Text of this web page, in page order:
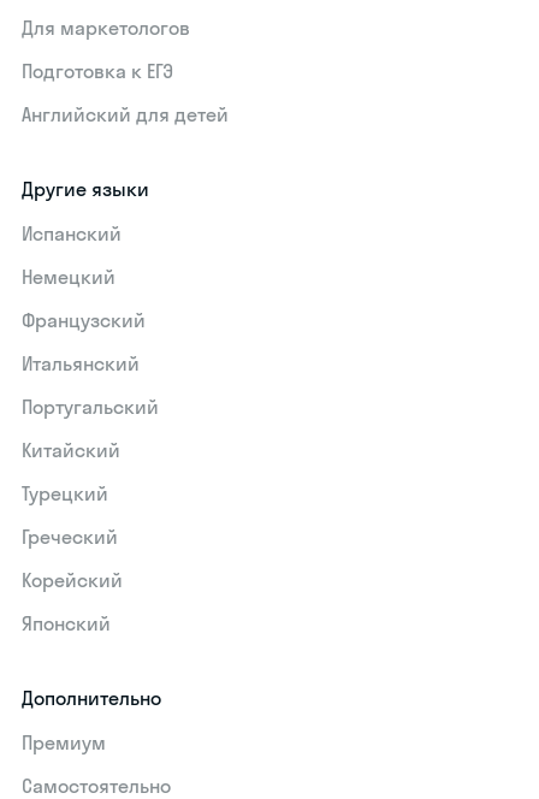
Для маркетологов
Подготовка к ЕГЭ
Английский для детей
Другие языки
Испанский
Немецкий
Французский
Итальянский
Португальский
Китайский
Турецкий
Греческий
Корейский
Японский
Дополнительно
Премиум
Самостоятельно